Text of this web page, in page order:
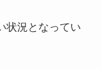
状況となってい